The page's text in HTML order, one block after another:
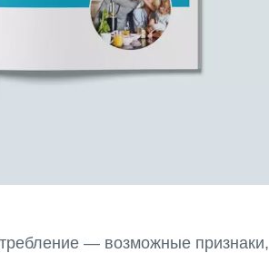
— возможные признаки,